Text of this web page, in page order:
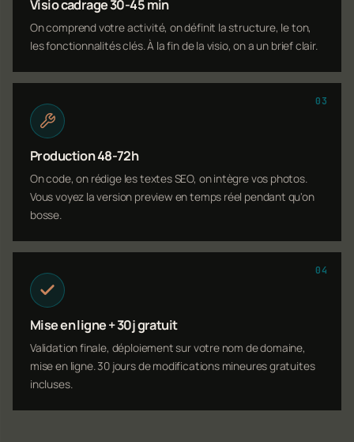
Visio cadrage 30-45 min
On comprend votre activité, on définit la structure, le ton,
les fonctionnalités clés. À la fin de la visio, on a un brief clair.
03
Production 48-72h
On code, on rédige les textes SEO, on intègre vos photos.
Vous voyez la version preview en temps réel pendant qu'on
bosse.
04
Mise en ligne + 30j gratuit
Validation finale, déploiement sur votre nom de domaine,
mise en ligne. 30 jours de modifications mineures gratuites
incluses.